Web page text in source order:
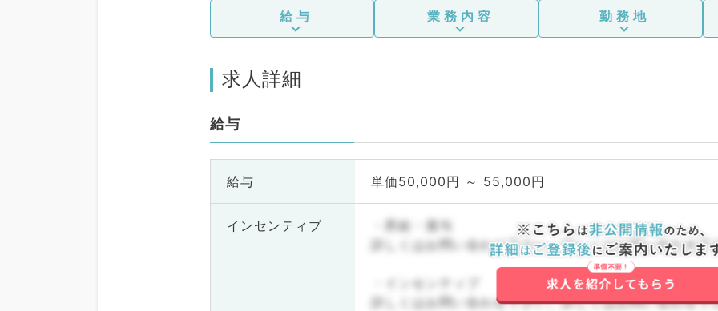
給与 業務内容 勤務地
求人詳細
給与
給与 単価50,000円 ～ 55,000円
インセンティブ
・昇給・賞与
詳しくはお問い合わせ下さい。詳しくはお問い合わせ下
・インセンティブ
詳しくはお問い合わせ下さい。詳しくはお問い合わせ下